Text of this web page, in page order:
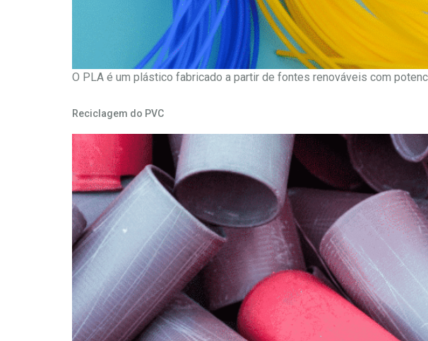
O PLA é um plástico fabricado a partir de fontes renováveis com
Reciclagem do PVC